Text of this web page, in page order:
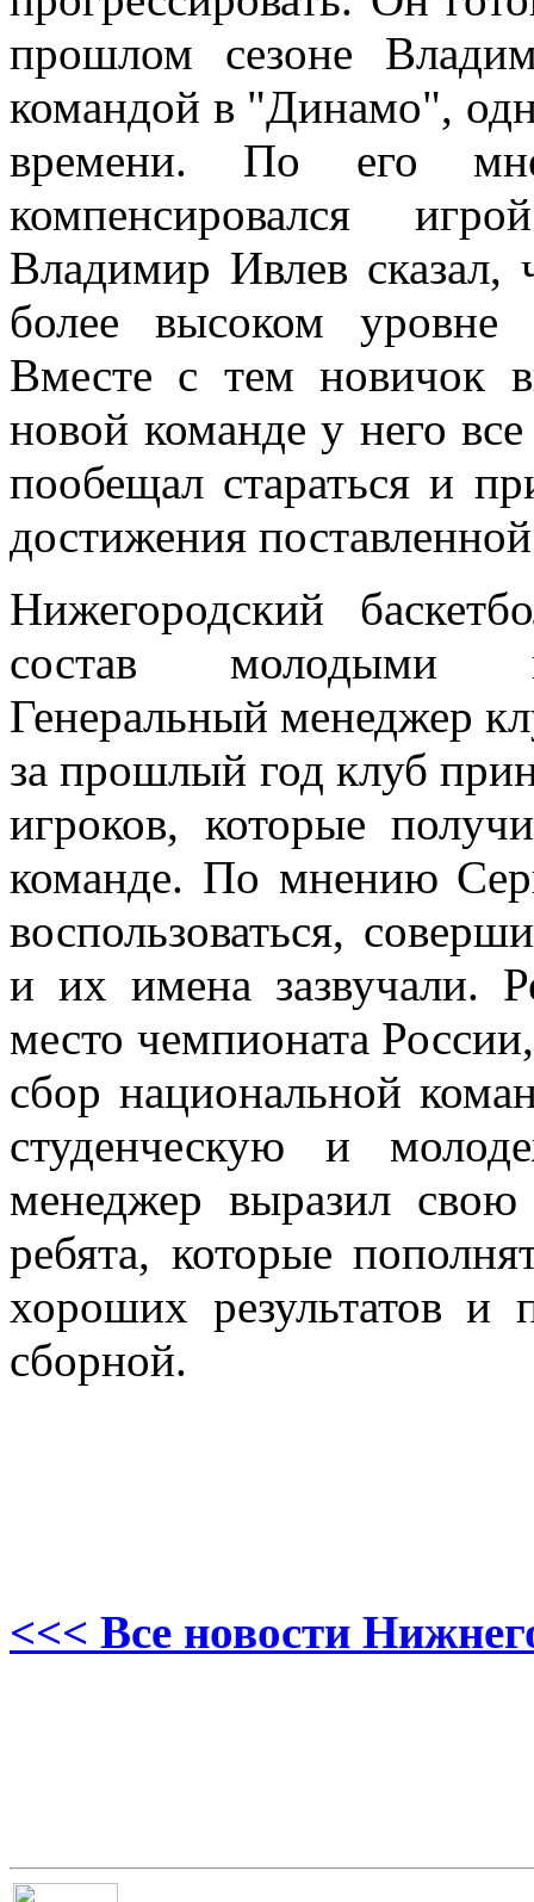
прошлом сезоне
командой в "Динамо",
времени. По его
компенсировался
Владимир Ивлев сказал,
более высоком уровне
Вместе с тем новичок
новой команде у него
пообещал стараться и
достижения
Нижегородский
состав молодыми
Генеральный менеджер
за прошлый год клуб
игроков, которые
команде. По мнению
воспользоваться,
и их имена зазвучали.
место чемпионата
сбор национальной
студенческую и
менеджер выразил
ребята, которые
хороших результатов и
сборной.
<<< Все новости